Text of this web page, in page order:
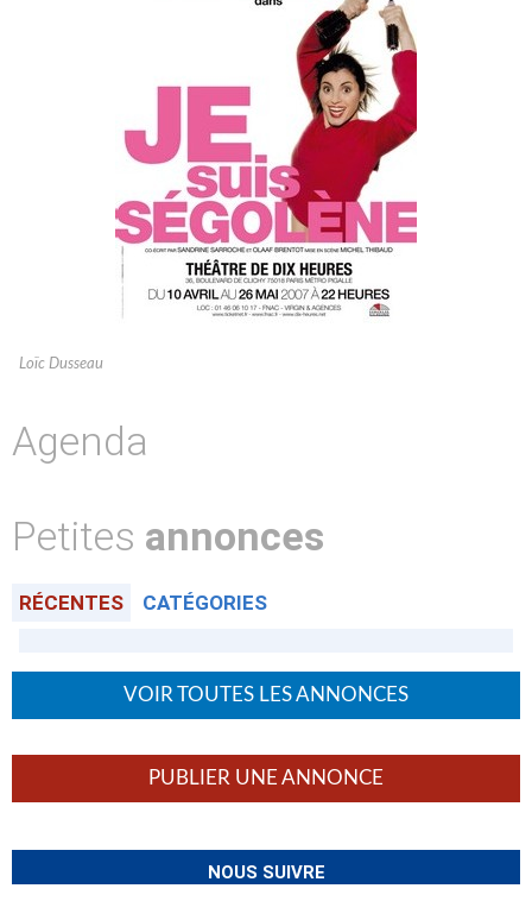
Loïc Dusseau
Agenda
Petites annonces
RÉCENTES CATÉGORIES
VOIR TOUTES LES ANNONCES
PUBLIER UNE ANNONCE
NOUS SUIVRE